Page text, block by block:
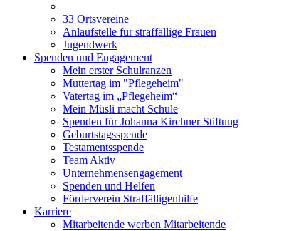
33 Ortsvereine
Anlaufstelle für straffällige Frauen
Jugendwerk
Spenden und Engagement
Mein erster Schulranzen
Muttertag im "Pflegeheim"
Vatertag im „Pflegeheim“
Mein Müsli macht Schule
Spenden für Johanna Kirchner Stiftung
Geburtstagsspende
Testamentsspende
Team Aktiv
Unternehmensengagement
Spenden und Helfen
Förderverein Straffälligenhilfe
Karriere
Mitarbeitende werben Mitarbeitende